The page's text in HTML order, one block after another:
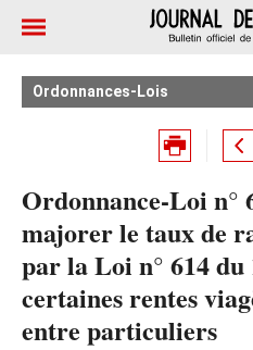
Ordonnances-Lois
Ordonnance-Loi n°
majorer le taux de
par la Loi n° 614 du
certaines rentes
entre particuliers